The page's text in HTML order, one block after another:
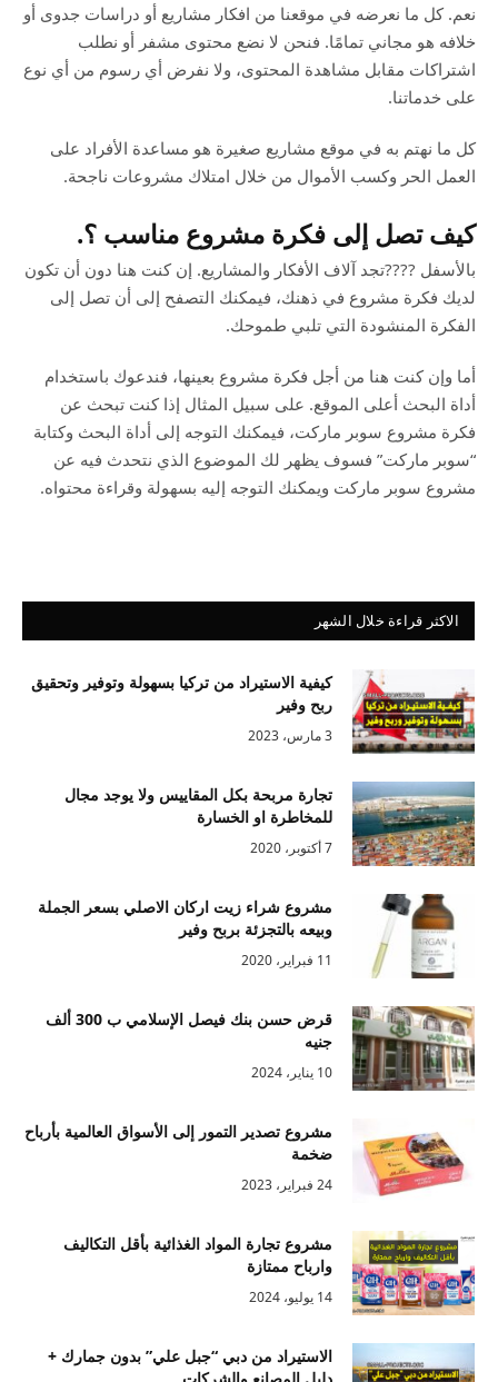
نعم. كل ما نعرضه في موقعنا من افكار مشاريع أو دراسات جدوى أو
خلافه هو مجاني تمامًا. فنحن لا نضع محتوى مشفر أو نطلب
اشتراكات مقابل مشاهدة المحتوى، ولا نفرض أي رسوم من أي نوع
على خدماتنا.
كل ما نهتم به في موقع مشاريع صغيرة هو مساعدة الأفراد على
العمل الحر وكسب الأموال من خلال امتلاك مشروعات ناجحة.
كيف تصل إلى فكرة مشروع مناسب ؟.
بالأسفل ????تجد آلاف الأفكار والمشاريع. إن كنت هنا دون أن تكون
لديك فكرة مشروع في ذهنك، فيمكنك التصفح إلى أن تصل إلى
الفكرة المنشودة التي تلبي طموحك.
أما وإن كنت هنا من أجل فكرة مشروع بعينها، فندعوك باستخدام
أداة البحث أعلى الموقع. على سبيل المثال إذا كنت تبحث عن
فكرة مشروع سوبر ماركت، فيمكنك التوجه إلى أداة البحث وكتابة
“سوبر ماركت” فسوف يظهر لك الموضوع الذي نتحدث فيه عن
مشروع سوبر ماركت ويمكنك التوجه إليه بسهولة وقراءة محتواه.
الاكثر قراءة خلال الشهر
كيفية الاستيراد من تركيا بسهولة وتوفير وتحقيق
ربح وفير
3 مارس، 2023
تجارة مربحة بكل المقاييس ولا يوجد مجال
للمخاطرة او الخسارة
7 أكتوبر، 2020
مشروع شراء زيت اركان الاصلي بسعر الجملة
وبيعه بالتجزئة بربح وفير
11 فبراير، 2020
قرض حسن بنك فيصل الإسلامي ب 300 ألف
جنيه
10 يناير، 2024
مشروع تصدير التمور إلى الأسواق العالمية بأرباح
ضخمة
24 فبراير، 2023
مشروع تجارة المواد الغذائية بأقل التكاليف
وارباح ممتازة
14 يوليو، 2024
الاستيراد من دبي “جبل علي” بدون جمارك +